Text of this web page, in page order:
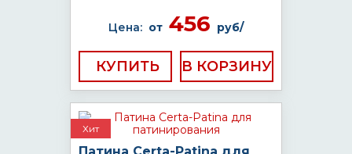
Цена: от 456 руб/
КУПИТЬ
Хит